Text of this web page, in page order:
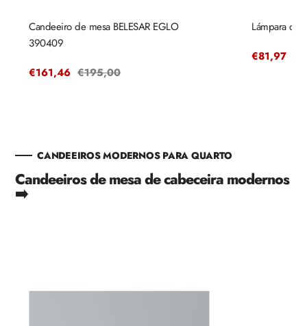
Candeeiro de mesa BELESAR EGLO
390409
Precio
€161,46 Precio
€195,00
Lámpara de
Precio
€81,97
CANDEEIROS MODERNOS PARA QUARTO
Candeeiros de mesa de cabeceira modernos
➡️